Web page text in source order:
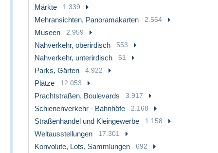
Märkte 1.339
Mehransichten, Panoramakarten 2.564
Museen 2.959
Nahverkehr, oberirdisch 553
Nahverkehr, unterirdisch 61
Parks, Gärten 4.922
Plätze 12.053
Prachtstraßen, Boulevards 3.917
Schienenverkehr - Bahnhöfe 2.168
Straßenhandel und Kleingewerbe 1.158
Weltausstellungen 17.301
Konvolute, Lots, Sammlungen 692